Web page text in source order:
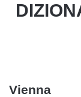
Vienna